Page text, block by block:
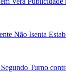
Não Isenta
Turno